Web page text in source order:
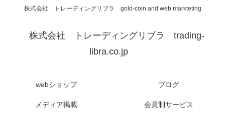
株式会社 トレーディングリブラ gold-coin and web markteting
株式会社 トレーディングリブラ trading-
libra.co.jp
webショップ ブログ
メディア掲載 会員制サービス